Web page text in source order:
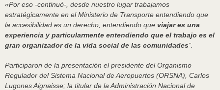
«Por eso -continuó-, desde nuestro lugar trabajamos
estratégicamente en el Ministerio de Transporte entendiendo que
la accesibilidad es un derecho, entendiendo que viajar es una
experiencia y particularmente entendiendo que el trabajo es el
gran organizador de la vida social de las comunidades”.
Participaron de la presentación el presidente del Organismo
Regulador del Sistema Nacional de Aeropuertos (ORSNA), Carlos
Lugones Aignaisse; la titular de la Administración Nacional de